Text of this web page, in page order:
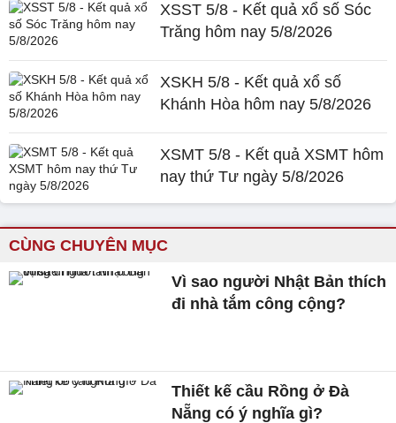
XSST 5/8 - Kết quả xổ số Sóc
Trăng hôm nay 5/8/2026
XSKH 5/8 - Kết quả xổ số
Khánh Hòa hôm nay 5/8/2026
XSMT 5/8 - Kết quả XSMT hôm
nay thứ Tư ngày 5/8/2026
CÙNG CHUYÊN MỤC
Vì sao người Nhật Bản thích
đi nhà tắm công cộng?
Thiết kế cầu Rồng ở Đà
Nẵng có ý nghĩa gì?